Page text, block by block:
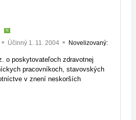
N
Účinný 1. 11. 2004
Novelizovaný:
o poskytovateľoch zdravotnej
pracovníkoch, stavovských
v znení neskorších